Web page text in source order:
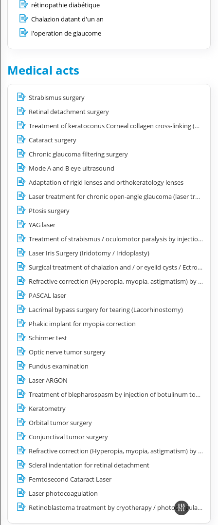
rétinopathie diabétique
Chalazion datant d'un an
l'operation de glaucome
Medical acts
Strabismus surgery
Retinal detachment surgery
Treatment of keratoconus Corneal collagen cross-linking (CXL)
Cataract surgery
Chronic glaucoma filtering surgery
Mode A and B eye ultrasound
Adaptation of rigid lenses and orthokeratology lenses
Laser treatment for chronic open-angle glaucoma (laser trabeculoplasty)
Ptosis surgery
YAG laser
Treatment of strabismus / oculomotor paralysis by injection of botulinum toxin
Laser Iris Surgery (Iridotomy / Iridoplasty)
Surgical treatment of chalazion and / or eyelid cysts / Ectropion / Entropion
Refractive correction (Hyperopia, myopia, astigmatism) by Femto Lasik laser
PASCAL laser
Lacrimal bypass surgery for tearing (Lacorhinostomy)
Phakic implant for myopia correction
Schirmer test
Optic nerve tumor surgery
Fundus examination
Laser ARGON
Treatment of blepharospasm by injection of botulinum toxin
Keratometry
Orbital tumor surgery
Conjunctival tumor surgery
Refractive correction (Hyperopia, myopia, astigmatism) by PKR surface laser
Scleral indentation for retinal detachment
Femtosecond Cataract Laser
Laser photocoagulation
Retinoblastoma treatment by cryotherapy / photocoagulation